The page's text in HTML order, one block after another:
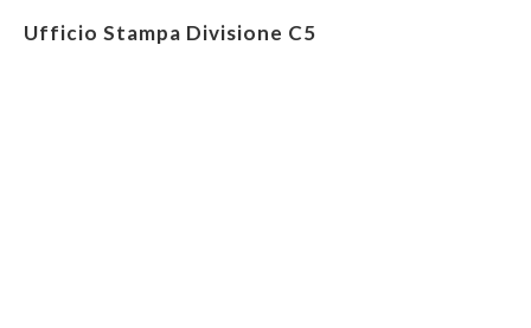
Ufficio Stampa Divisione C5